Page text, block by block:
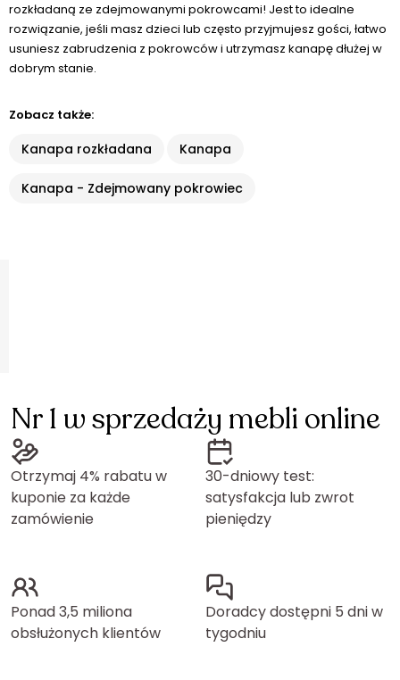
rozkładaną ze zdejmowanymi pokrowcami! Jest to idealne
rozwiązanie, jeśli masz dzieci lub często przyjmujesz gości, łatwo
usuniesz zabrudzenia z pokrowców i utrzymasz kanapę dłużej w
dobrym stanie.
Zobacz także:
Kanapa rozkładana Kanapa
Kanapa - Zdejmowany pokrowiec
Nr 1 w sprzedaży mebli online
Otrzymaj 4% rabatu w
kuponie za każde
zamówienie
30-dniowy test:
satysfakcja lub zwrot
pieniędzy
Ponad 3,5 miliona
obsłużonych klientów
Doradcy dostępni 5 dni w
tygodniu